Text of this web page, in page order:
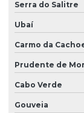
Serra do Salitre
Ubaí
Carmo da
Prudente de
Cabo Verde
Gouveia